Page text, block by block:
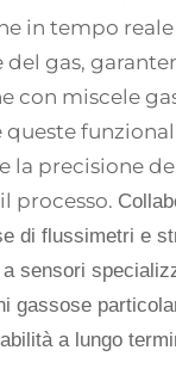
in tempo
gas,
con miscele
la precisione
processo.
di flussimetri e
sensori
gassose
a lungo